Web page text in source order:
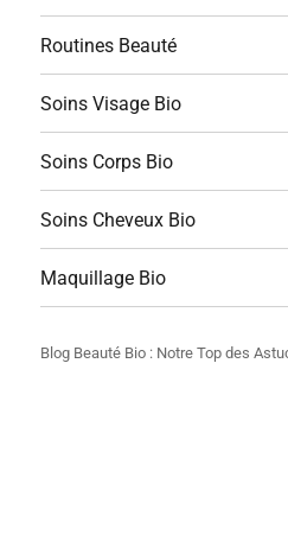
Routines Beauté
Soins Visage Bio
Soins Corps Bio
Soins Cheveux Bio
Maquillage Bio
Blog Beauté Bio : Notre Top des